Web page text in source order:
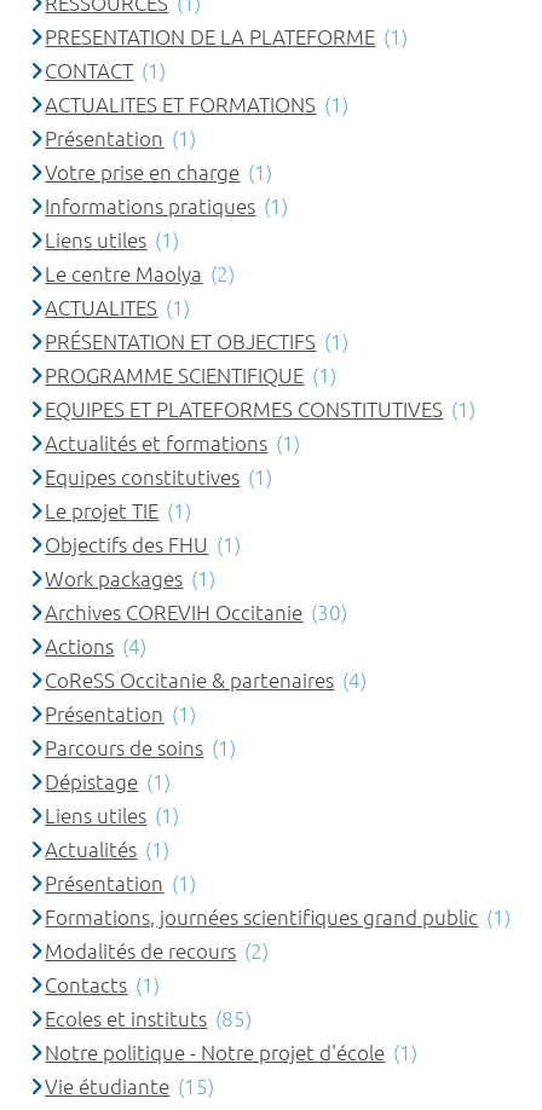
PRESENTATION DE LA PLATEFORME (1)
CONTACT (1)
ACTUALITES ET FORMATIONS (1)
Présentation (1)
Votre prise en charge (1)
Informations pratiques (1)
Liens utiles (1)
Le centre Maolya (2)
ACTUALITES (1)
PRÉSENTATION ET OBJECTIFS (1)
PROGRAMME SCIENTIFIQUE (1)
EQUIPES ET PLATEFORMES CONSTITUTIVES (1)
Actualités et formations (1)
Equipes constitutives (1)
Le projet TIE (1)
Objectifs des FHU (1)
Work packages (1)
Archives COREVIH Occitanie (30)
Actions (4)
CoReSS Occitanie & partenaires (4)
Présentation (1)
Parcours de soins (1)
Dépistage (1)
Liens utiles (1)
Actualités (1)
Présentation (1)
Formations, journées scientifiques grand public (1)
Modalités de recours (2)
Contacts (1)
Ecoles et instituts (85)
Notre politique - Notre projet d'école (1)
Vie étudiante (15)